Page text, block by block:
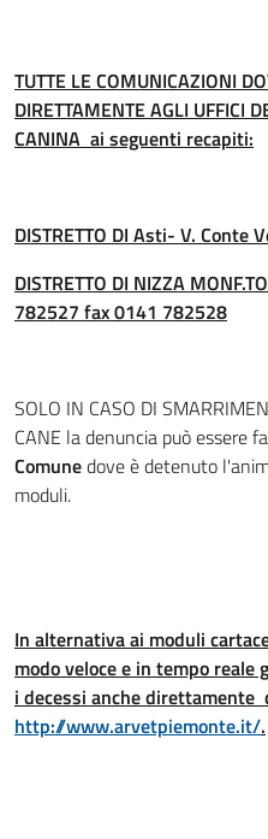
TUTTE LE COMUNICAZIONI
DIRETTAMENTE AGLI UFFICI
CANINA ai seguenti recapiti:
DISTRETTO DI Asti- V.
DISTRETTO DI NIZZA
782527 fax 0141 782528
SOLO IN CASO DI
CANE la denuncia può essere
Comunedove è detenuto
moduli.
In alternativa ai moduli
modo veloce e in tempo
i decessi anche direttamente
http://www.arvetpiemonte.it/.